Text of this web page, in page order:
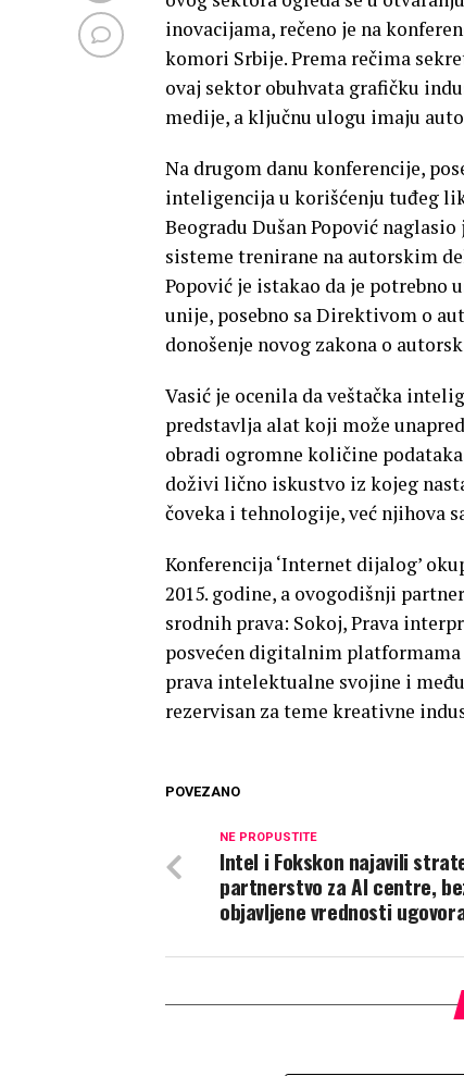
inovacijama, rečeno je na
komori Srbije. Prema rečima
ovaj sektor obuhvata grafičku
medije, a ključnu ulogu imaju
Na drugom danu konferencije,
inteligencija u korišćenju tuđeg
Beogradu Dušan Popović
sisteme trenirane na autorskim
Popović je istakao da je potrebno
unije, posebno sa Direktivom o
donošenje novog zakona o
Vasić je ocenila da veštačka
predstavlja alat koji može
obradi ogromne količine
doživi lično iskustvo iz kojeg
čoveka i tehnologije, već njihova
Konferencija ‘Internet dijalog’
2015. godine, a ovogodišnji
srodnih prava: Sokoj, Prava
posvećen digitalnim
prava intelektualne svojine i
rezervisan za teme kreativne
POVEZANO
NE PROPUSTITE
Intel i Fokskon najavili
partnerstvo za AI centre,
objavljene vrednosti